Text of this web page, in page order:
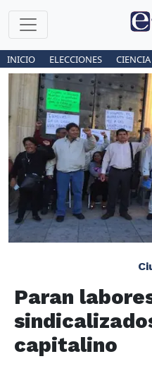
INICIO ELECCIONES CIENCIA
Paran
capitalino